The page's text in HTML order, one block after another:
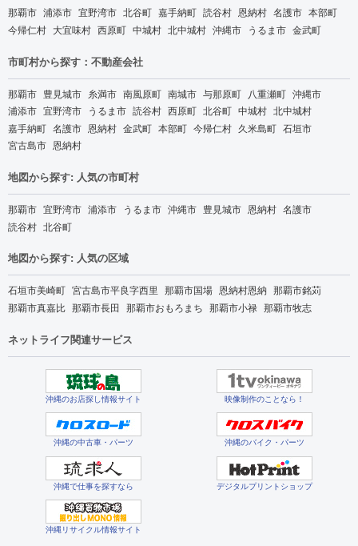
那覇市 浦添市 宜野湾市 北谷町 嘉手納町 読谷村 恩納村 名護市 本部町
今帰仁村 大宜味村 西原町 中城村 北中城村 沖縄市 うるま市 金武町
市町村から探す：不動産会社
那覇市 豊見城市 糸満市 南風原町 南城市 与那原町 八重瀬町 沖縄市
浦添市 宜野湾市 うるま市 読谷村 西原町 北谷町 中城村 北中城村
嘉手納町 名護市 恩納村 金武町 本部町 今帰仁村 久米島町 石垣市
宮古島市 恩納村
地図から探す: 人気の市町村
那覇市 宜野湾市 浦添市 うるま市 沖縄市 豊見城市 恩納村 名護市
読谷村 北谷町
地図から探す: 人気の区域
石垣市美崎町 宮古島市平良字西里 那覇市国場 恩納村恩納 那覇市銘苅
那覇市真嘉比 那覇市長田 那覇市おもろまち 那覇市小禄 那覇市牧志
ネットライフ関連サービス
沖縄のお店探し情報サイト 映像制作のことなら！
沖縄の中古車・パーツ 沖縄のバイク・パーツ
沖縄で仕事を探すなら デジタルプリントショップ
沖縄リサイクル情報サイト